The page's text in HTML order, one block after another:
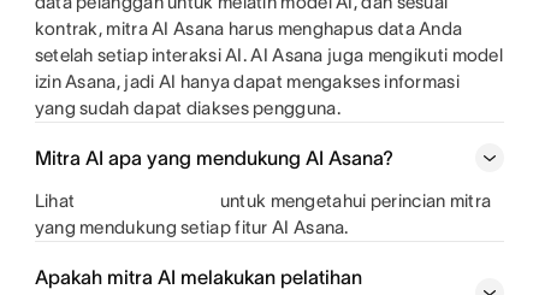
kontrak, mitra AI Asana harus menghapus data Anda
setelah setiap interaksi AI. AI Asana juga mengikuti model
izin Asana, jadi AI hanya dapat mengakses informasi
yang sudah dapat diakses pengguna.
Mitra AI apa yang mendukung AI Asana?
Lihat
untuk mengetahui perincian mitra
yang mendukung setiap fitur AI Asana.
Apakah mitra AI melakukan pelatihan